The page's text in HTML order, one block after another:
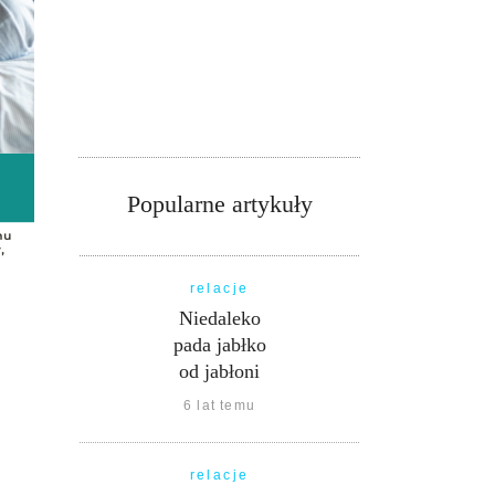
Popularne artykuły
relacje
Niedaleko
pada jabłko
od jabłoni
6 lat temu
relacje